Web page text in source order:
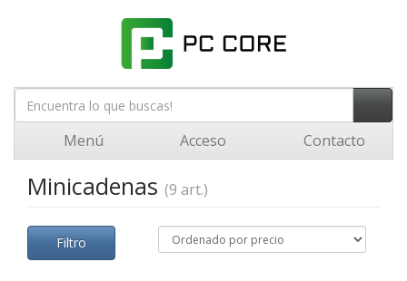
Menú Acceso Contacto
Minicadenas (9 art.)
Filtro